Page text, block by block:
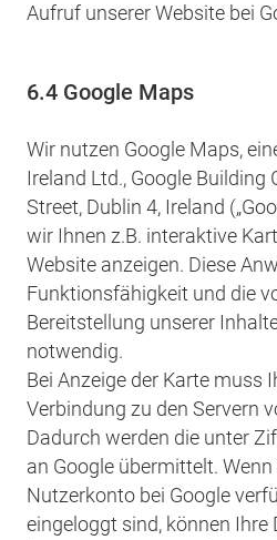
Aufruf unserer Website bei
6.4 Google Maps
Wir nutzen Google Maps,
Ireland Ltd., Google Building
Street, Dublin 4, Ireland
wir Ihnen z.B. interaktive
Website anzeigen. Diese
Funktionsfähigkeit und die
Bereitstellung unserer
notwendig.
Bei Anzeige der Karte muss
Verbindung zu den Servern
Dadurch werden die unter
an Google übermittelt. Wenn
Nutzerkonto bei Google
eingeloggt sind, können Ihre